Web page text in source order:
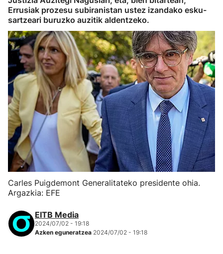
Errusiak prozesu subiranistan ustez izandako esku-
sartzeari buruzko auzitik aldentzeko.
Carles Puigdemont Generalitateko presidente ohia.
Argazkia: EFE
EITB Media
2024/07/02 - 19:18
Azken eguneratzea 2024/07/02 - 19:18